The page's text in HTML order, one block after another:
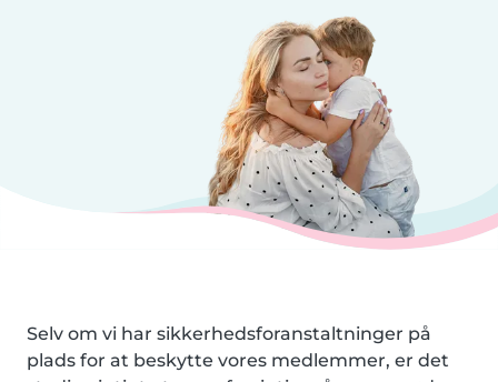
Selv om vi har sikkerhedsforanstaltninger på
plads for at beskytte vores medlemmer, er det